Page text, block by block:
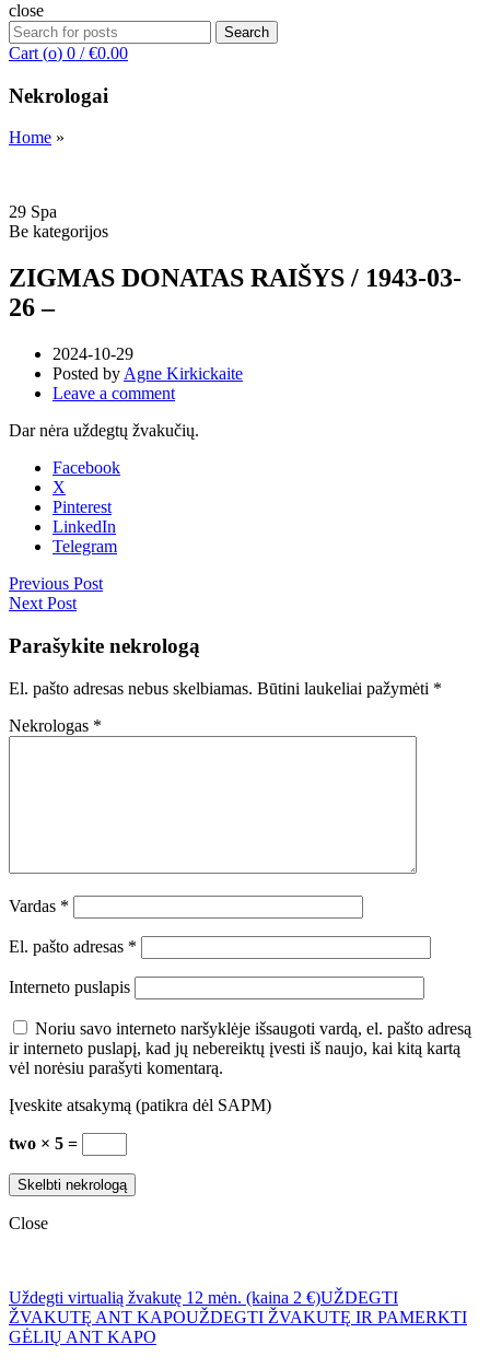
close
Search
for:
Search
Cart (o) 0 / €0.00
Nekrologai
Home »
29 Spa
Be kategorijos
ZIGMAS DONATAS RAIŠYS / 1943-03-
26 –
2024-10-29
Posted by Agne Kirkickaite
Leave a comment
Dar nėra uždegtų žvakučių.
Facebook
X
Pinterest
LinkedIn
Telegram
Previous Post
Next Post
Parašykite nekrologą
El. pašto adresas nebus skelbiamas. Būtini laukeliai pažymėti *
Nekrologas *
Vardas *
El. pašto adresas *
Interneto puslapis
Noriu savo interneto naršyklėje išsaugoti vardą, el. pašto adresą
ir interneto puslapį, kad jų nebereiktų įvesti iš naujo, kai kitą kartą
vėl norėsiu parašyti komentarą.
Įveskite atsakymą (patikra dėl SAPM)
two × 5 =
Close
Uždegti virtualią žvakutę 12 mėn. (kaina 2 €)UŽDEGTI
ŽVAKUTĘ ANT KAPOUŽDEGTI ŽVAKUTĘ IR PAMERKTI
GĖLIŲ ANT KAPO